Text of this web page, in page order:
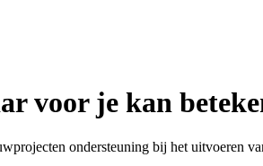
voor je kan
ondersteuning bij het uitvoeren